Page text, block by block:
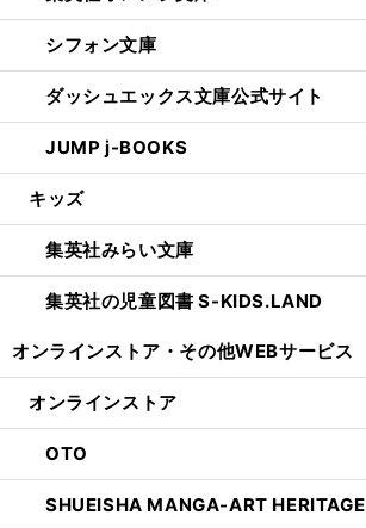
シフォン文庫
ダッシュエックス文庫公式サイト
JUMP j-BOOKS
キッズ
集英社みらい文庫
集英社の児童図書 S-KIDS.LAND
オンラインストア・ その他WEBサービス
オンラインストア
OTO
SHUEISHA MANGA-ART HERITAGE